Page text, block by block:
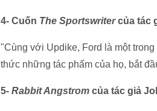
4- Cuốn The Sportswritercủa tác
"Cùng với Updike, Ford là một
thức những tác phẩm của họ, bắt
5- Rabbit Angstrom của tác giả